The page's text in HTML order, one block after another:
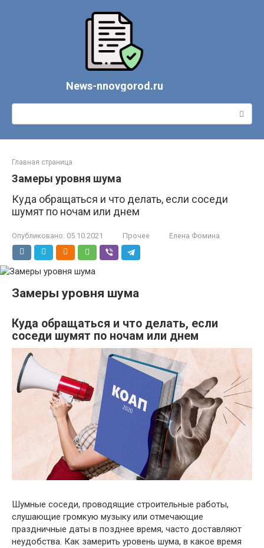
News-nnovgorod.ru
Поиск:
Главная страница
Замеры уровня шума
Куда обращаться и что делать, если соседи
шумят по ночам или днем
Опубликовано: 05.10.2021 Прочее Елена Фомина
Замеры уровня шума
Куда обращаться и что делать, если
соседи шумят по ночам или днем
Шумные соседи, проводящие строительные работы,
слушающие громкую музыку или отмечающие
праздничные даты в позднее время, часто доставляют
неудобства. Как замерить уровень шума, в какое время